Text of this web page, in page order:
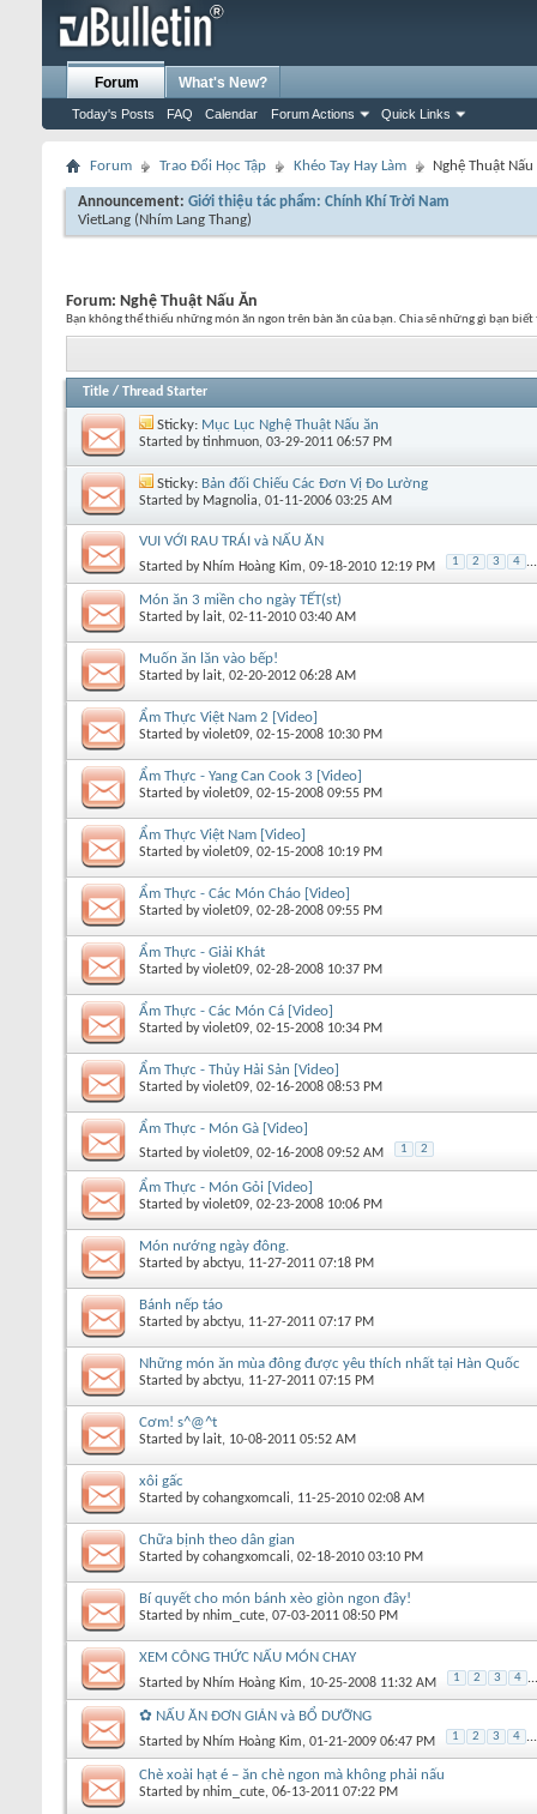
Forum
Today's Posts FAQ Calendar Forum Actions Quick Links
What's New?
Forum Trao Đổi Học Tập Khéo Tay Hay Làm Nghệ Thuật Nấu
Announcement: Giới thiệu tác phẩm: Chính Khí Trời Nam
VietLang (Nhím Lang Thang)
Forum: Nghệ Thuật Nấu Ăn
Bạn không thể thiếu những món ăn ngon trên bàn ăn của bạn. Chia sẽ những gì bạn
Title / Thread Starter
Sticky: Mục Lục Nghệ Thuật Nấu ăn
Started bytinhmuon, 03-29-2011 06:57 PM
Sticky: Bản đối Chiếu Các Đơn Vị Đo Lường
Started by Magnolia, 01-11-2006 03:25 AM
VUI VỚI RAU TRÁI và NẤU ĂN
Started by Nhím Hoàng Kim, 09-18-2010 12:19 PM 1 2 3 4 ...
Món ăn 3 miền cho ngày TẾT(st)
Started by lait, 02-11-2010 03:40 AM
Muốn ăn lăn vào bếp!
Started by lait, 02-20-2012 06:28 AM
Ẩm Thực Việt Nam 2 [Video]
Started byviolet09, 02-15-2008 10:30 PM
Ẩm Thực - Yang Can Cook 3 [Video]
Started byviolet09, 02-15-2008 09:55 PM
Ẩm Thực Việt Nam [Video]
Started byviolet09, 02-15-2008 10:19 PM
Ẩm Thực - Các Món Cháo [Video]
Started byviolet09, 02-28-2008 09:55 PM
Ẩm Thực - Giải Khát
Started byviolet09, 02-28-2008 10:37 PM
Ẩm Thực - Các Món Cá [Video]
Started byviolet09, 02-15-2008 10:34 PM
Ẩm Thực - Thủy Hải Sản [Video]
Started byviolet09, 02-16-2008 08:53 PM
Ẩm Thực - Món Gà [Video]
Started byviolet09, 02-16-2008 09:52 AM 1 2
Ẩm Thực - Món Gỏi [Video]
Started byviolet09, 02-23-2008 10:06 PM
Món nướng ngày đông.
Started byabctyu, 11-27-2011 07:18 PM
Bánh nếp táo
Started byabctyu, 11-27-2011 07:17 PM
Những món ăn mùa đông được yêu thích nhất tại Hàn Quốc
Started byabctyu, 11-27-2011 07:15 PM
Cơm! s^@^t
Started by lait, 10-08-2011 05:52 AM
xôi gấc
Started bycohangxomcali, 11-25-2010 02:08 AM
Chữa bịnh theo dân gian
Started bycohangxomcali, 02-18-2010 03:10 PM
Bí quyết cho món bánh xèo giòn ngon đây!
Started bynhim_cute, 07-03-2011 08:50 PM
XEM CÔNG THỨC NẤU MÓN CHAY
Started by Nhím Hoàng Kim, 10-25-2008 11:32 AM 1 2 3 4 ...
✿ NẤU ĂN ĐƠN GIẢN và BỔ DƯỠNG
Started by Nhím Hoàng Kim, 01-21-2009 06:47 PM 1 2 3 4 ...
Chè xoài hạt é – ăn chè ngon mà không phải nấu
Started bynhim_cute, 06-13-2011 07:22 PM